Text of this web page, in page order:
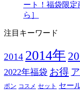
ート！福袋限
ら］
注目キーワード
2014 2014年
2022年福袋 お得
ポン コスメ セット セー